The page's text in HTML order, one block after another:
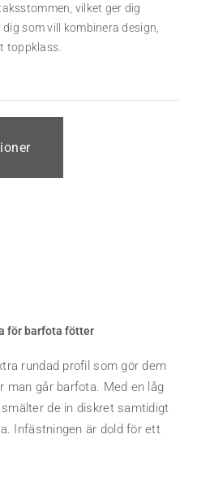
vilket ger dig
som vill kombinera design,
toppklass.
för barfota fötter
rundad profil som gör dem
man går barfota. Med en låg
de in diskret samtidigt
Infästningen är dold för ett